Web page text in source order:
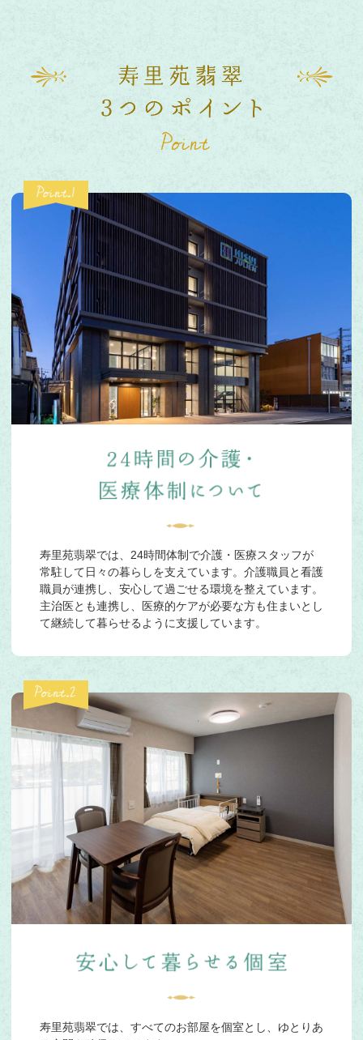
寿里苑翡翠では、24時間体制で介護・医療スタッフが
常駐して日々の暮らしを支えています。介護職員と看護
職員が連携し、安心して過ごせる環境を整えています。
主治医とも連携し、医療的ケアが必要な方も住まいとし
て継続して暮らせるように支援しています。
寿里苑翡翠では、すべてのお部屋を個室とし、ゆとりあ